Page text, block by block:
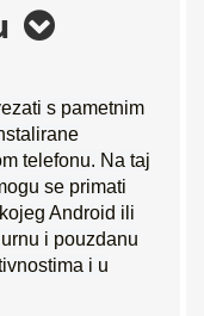
s pametnim
telefonu. Na taj
se primati
Android ili
i pouzdanu
i u